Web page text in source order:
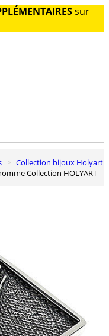
sur
Collection bijoux Holyart
Collection HOLYART